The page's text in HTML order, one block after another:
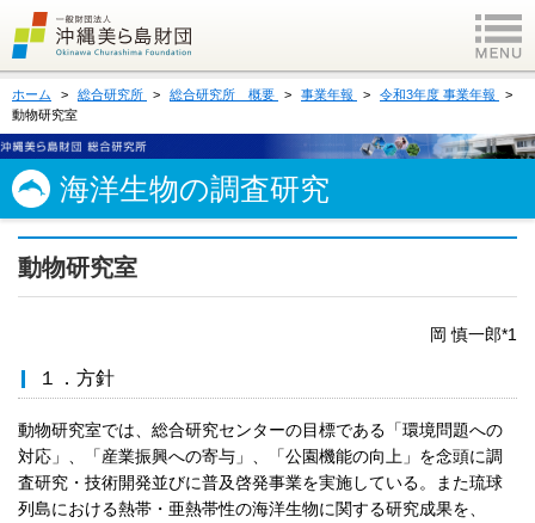
ホーム 総合研究所 総合研究所 概要 事業年報
令和3年度 事業年報
動物研究室
海洋生物の調査研究
動物研究室
岡 慎一郎*1
１．方針
動物研究室では、総合研究センターの目標である「環境問題への
対応」、「産業振興への寄与」、「公園機能の向上」を念頭に調
査研究・技術開発並びに普及啓発事業を実施している。また琉球
列島における熱帯・亜熱帯性の海洋生物に関する研究成果を、